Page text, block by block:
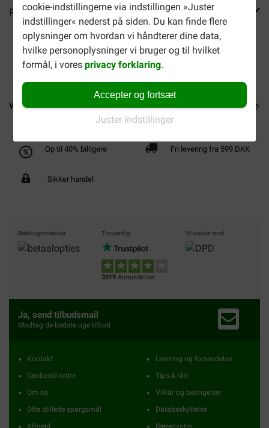
cookie-indstillingerne via indstillingen »Juster
indstillinger« nederst på siden. Du kan finde flere
oplysninger om hvordan vi håndterer dine data,
hvilke personoplysninger vi bruger og til hvilket
formål, i voresprivacy forklaring.
Accepter og fortsæt
Juster indstillinger
Reviews
Wielink fuglefoder Versele-Laga Menu Nature... Versele-
Op til 40% billigere Fri levering fra 599 DKK
Sikker handel
Betalingsmetoder Troværdig
3919 Anmeldelser
Vi sender med
Ja, send tilbudsmail
Modtag de bedste uge tilbud
Kontakt
Genbestil ordre
Om os
Ofte stillede spørgsmål
Afmeld
Levering og forsendelse
Tips & råd
Vilkår og betingelser
Databeskyttelse
Bæredygtig